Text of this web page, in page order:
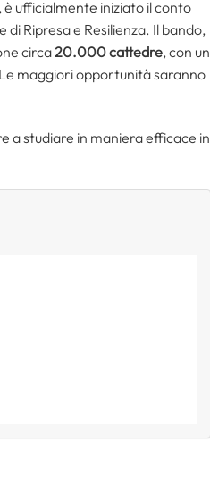
ufficialmente iniziato il conto
Ripresa e Resilienza. Il bando,
circa20.000 cattedre, con un
maggiori opportunità saranno
a studiare in maniera efficace in